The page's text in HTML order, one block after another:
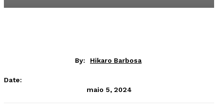
By: Hikaro Barbosa
Date:
maio 5, 2024